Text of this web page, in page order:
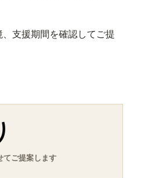
支援期間を確認してご提
てご提案します